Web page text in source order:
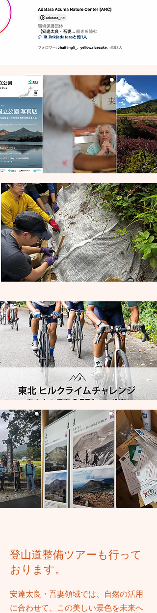
登山道整備ツアーも行って
おります。
安達太良・吾妻領域では、自然の活用
に合わせて、この美しい景色を未来へ